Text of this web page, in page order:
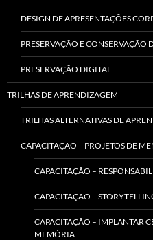
DESIGN DE APRESENTAÇÕES
PRESERVAÇÃO E
PRESERVAÇÃO DIGITAL
TRILHAS DE APRENDIZAGEM
TRILHAS ALTERNATIVAS DE
CAPACITAÇÃO – PROJETOS DE
CAPACITAÇÃO –
CAPACITAÇÃO –
CAPACITAÇÃO – IMPLANTAR
MEMÓRIA